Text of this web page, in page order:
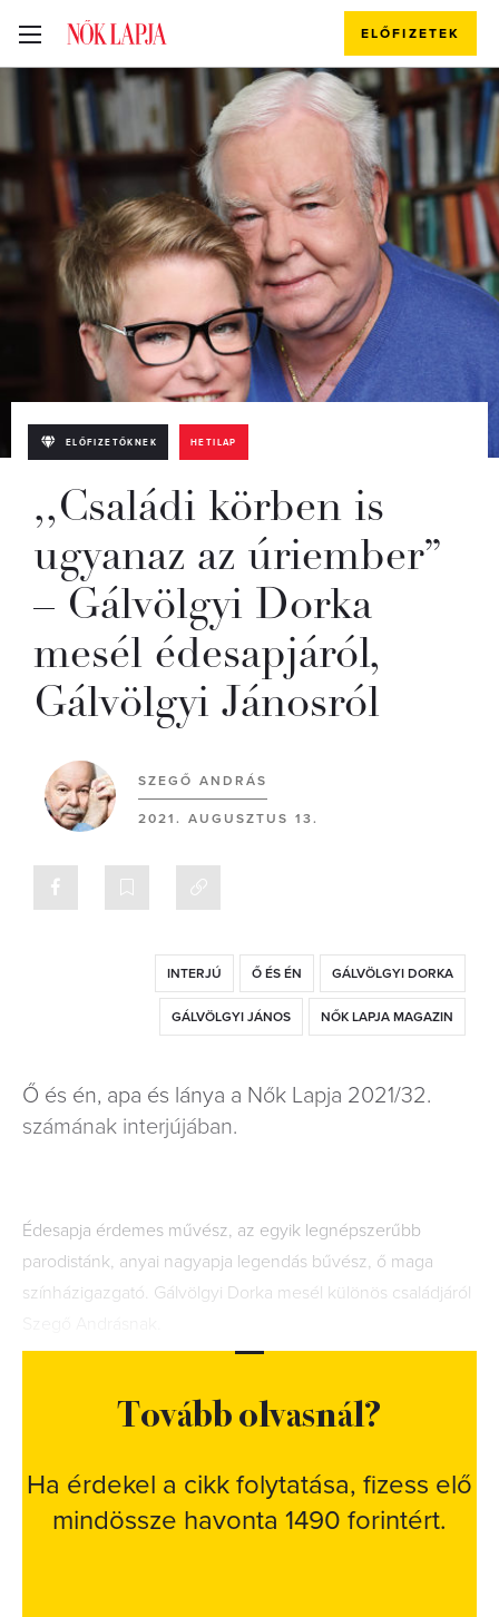
ELŐFIZETEK
ELŐFIZETŐKNEK HETILAP
,,Családi körben is
ugyanaz az úriember”
– Gálvölgyi Dorka
mesél édesapjáról,
Gálvölgyi Jánosról
SZEGŐ ANDRÁS
2021. AUGUSZTUS 13.
INTERJÚ Ő ÉS ÉN GÁLVÖLGYI DORKA
GÁLVÖLGYI JÁNOS NŐK LAPJA MAGAZIN
Ő és én, apa és lánya a Nők Lapja 2021/32.
számának interjújában.
Édesapja érdemes művész, az egyik legnépszerűbb
parodistánk, anyai nagyapja legendás bűvész, ő maga
színházigazgató. Gálvölgyi Dorka mesél különös családjáról
Tovább olvasnál?
Ha érdekel a cikk folytatása, fizess elő
mindössze havonta 1490 forintért.